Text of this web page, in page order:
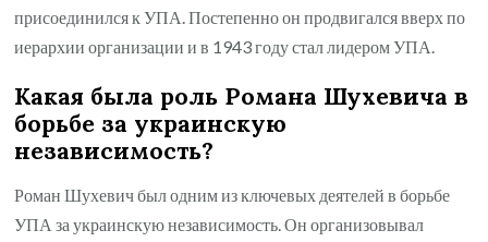
присоединился к УПА. Постепенно он продвигался вверх по
иерархии организации и в 1943 году стал лидером УПА.
Какая была роль Романа Шухевича в
борьбе за украинскую
независимость?
Роман Шухевич был одним из ключевых деятелей в борьбе
УПА за украинскую независимость. Он организовывал